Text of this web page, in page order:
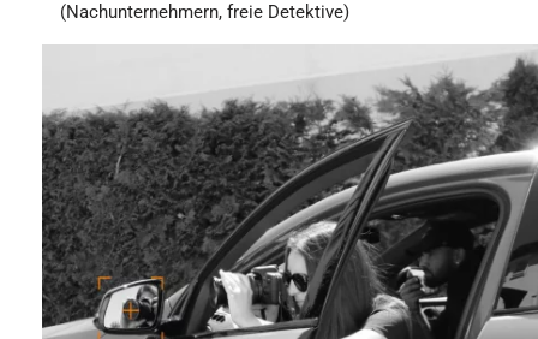
(Nachunternehmern, freie Detektive)